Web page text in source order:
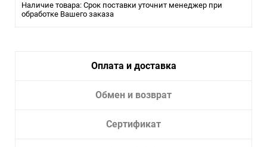
Влагозащита:
Лампочки в комплекте:
Наличие товара: Срок поставки уточнит менеджер при
обработке Вашего заказа
Оплата и доставка
Обмен и возврат
Сертификат